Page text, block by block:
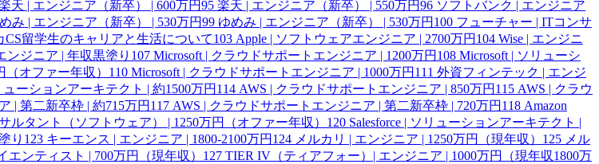
天 | エンジニア（新卒） | 600万円95 楽天 | エンジニア（新卒） | 550万円96 ソフトバンク | エンジニア
み | エンジニア（新卒） | 530万円99 ゆめみ | エンジニア（新卒） | 530万円 100 フューチャー | ITコンサ
CS留学生のキャリアと生活について103 Apple | ソフトウェアエンジニア | 2700万円 104 Wise | エンジニ
ンジニア | 年収黒塗り 107 Microsoft | クラウドサポートエンジニア | 1200万円 108 Microsoft | ソリューシ
オファー年収） 110 Microsoft | クラウドサポートエンジニア | 1000万円 111 外資フィンテック | エンジ
ューションアーキテクト | 約1500万円 114 AWS | クラウドサポートエンジニア | 850万円 115 AWS | クラウ
| 第二新卒枠 | 約715万円 117 AWS | クラウドサポートエンジニア | 第二新卒枠 | 720万円 118 Amazon
ルタント（ソフトウェア） | 1250万円（オファー年収） 120 Salesforce | ソリューションアーキテクト |
り 123 キーエンス | エンジニア | 1800-2100万円 124 メルカリ | エンジニア | 1250万円（現年収） 125 メル
ンティスト | 700万円（現年収） 127 TIER IV（ティアフォー）| エンジニア | 1000万円（現年収1800万